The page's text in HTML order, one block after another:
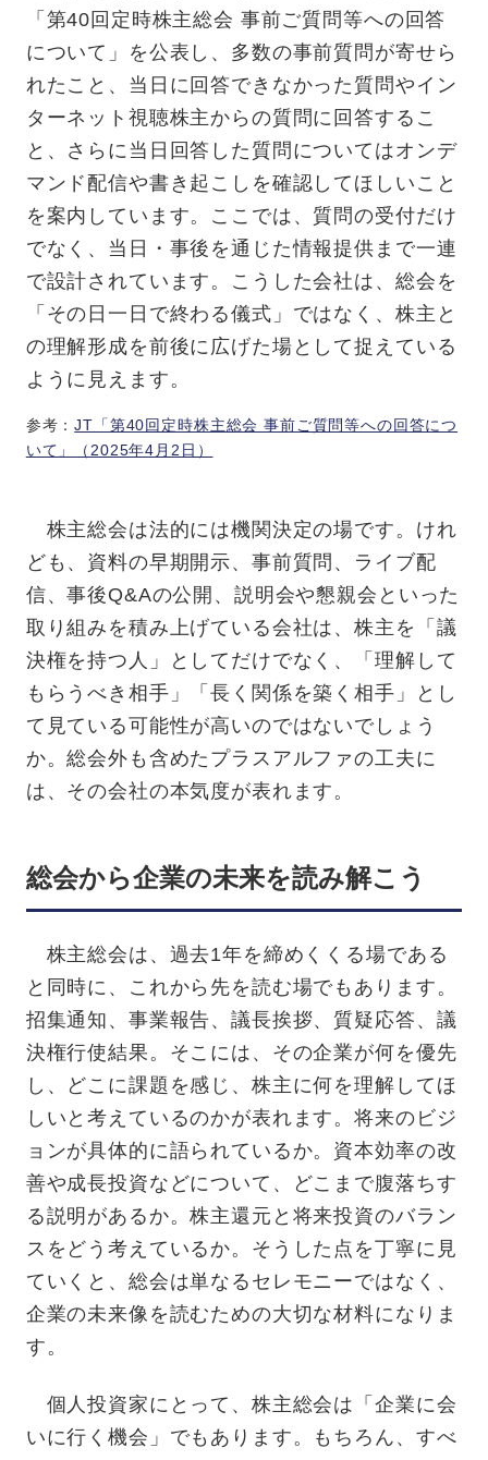
「第40回定時株主総会 事前ご質問等への回答
について」を公表し、多数の事前質問が寄せら
れたこと、当日に回答できなかった質問やイン
ターネット視聴株主からの質問に回答するこ
と、さらに当日回答した質問についてはオンデ
マンド配信や書き起こしを確認してほしいこと
を案内しています。ここでは、質問の受付だけ
でなく、当日・事後を通じた情報提供まで一連
で設計されています。こうした会社は、総会を
「その日一日で終わる儀式」ではなく、株主と
の理解形成を前後に広げた場として捉えている
ように見えます。
参考：JT「第40回定時株主総会 事前ご質問等への回答につ
いて」（2025年4月2日）
株主総会は法的には機関決定の場です。けれ
ども、資料の早期開示、事前質問、ライブ配
信、事後Q&Aの公開、説明会や懇親会といった
取り組みを積み上げている会社は、株主を「議
決権を持つ人」としてだけでなく、「理解して
もらうべき相手」「長く関係を築く相手」とし
て見ている可能性が高いのではないでしょう
か。総会外も含めたプラスアルファの工夫に
は、その会社の本気度が表れます。
総会から企業の未来を読み解こう
株主総会は、過去1年を締めくくる場である
と同時に、これから先を読む場でもあります。
招集通知、事業報告、議長挨拶、質疑応答、議
決権行使結果。そこには、その企業が何を優先
し、どこに課題を感じ、株主に何を理解してほ
しいと考えているのかが表れます。将来のビジ
ョンが具体的に語られているか。資本効率の改
善や成長投資などについて、どこまで腹落ちす
る説明があるか。株主還元と将来投資のバラン
スをどう考えているか。そうした点を丁寧に見
ていくと、総会は単なるセレモニーではなく、
企業の未来像を読むための大切な材料になりま
す。
個人投資家にとって、株主総会は「企業に会
いに行く機会」でもあります。もちろん、すべ